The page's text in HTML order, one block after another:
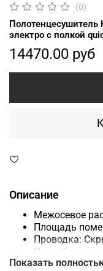
(0)
Полотенцесушитель
электро с полкой
14470.00 руб
Описание
Межосевое
Площадь
Проводка:
Теплоотдача
Показать